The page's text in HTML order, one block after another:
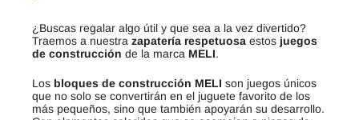
¿Buscas regalar algo útil y que sea a la vez divertido?
Traemos a nuestra zapatería respetuosa estos juegos
de construcción de la marca MELI.
Los bloques de construcción MELI son juegos únicos
que no solo se convertirán en el juguete favorito de los
más pequeños, sino que también apoyarán su desarrollo.